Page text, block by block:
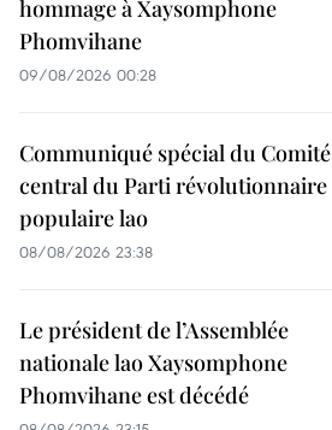
hommage à Xaysomphone
Phomvihane
09/08/2026 00:28
Communiqué spécial du Comité
central du Parti révolutionnaire
populaire lao
08/08/2026 23:38
Le président de l’Assemblée
nationale lao Xaysomphone
Phomvihane est décédé